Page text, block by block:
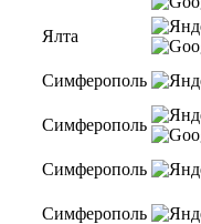
Ялта
Симферополь
Симферополь
Симферополь
Симферополь